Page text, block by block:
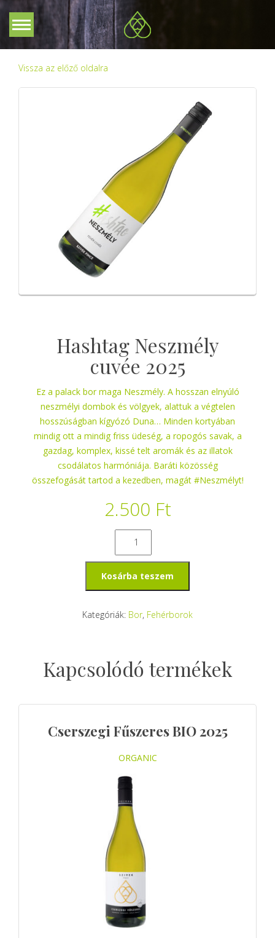
Vissza az előző oldalra
Hashtag Neszmély
cuvée 2025
Ez a palack bor maga Neszmély. A hosszan elnyúló
neszmélyi dombok és völgyek, alattuk a végtelen
hosszúságban kígyózó Duna… Minden kortyában
mindig ott a mindig friss üdeség, a ropogós savak, a
gazdag, komplex, kissé telt aromák és az illatok
csodálatos harmóniája. Baráti közösség
összefogását tartod a kezedben, magát #Neszmélyt!
2.500 Ft
Neszmély
cuvée
2025
mennyiség
Kosárba teszem
Kategóriák: Bor, Fehérborok
Kapcsolódó termékek
Cserszegi Fűszeres BIO 2025
ORGANIC